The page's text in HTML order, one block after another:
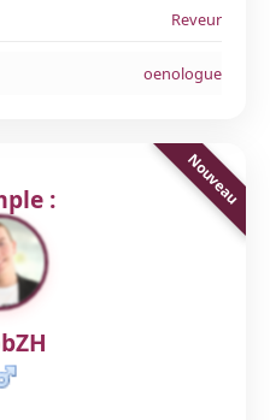
Reveur
oenologue
: